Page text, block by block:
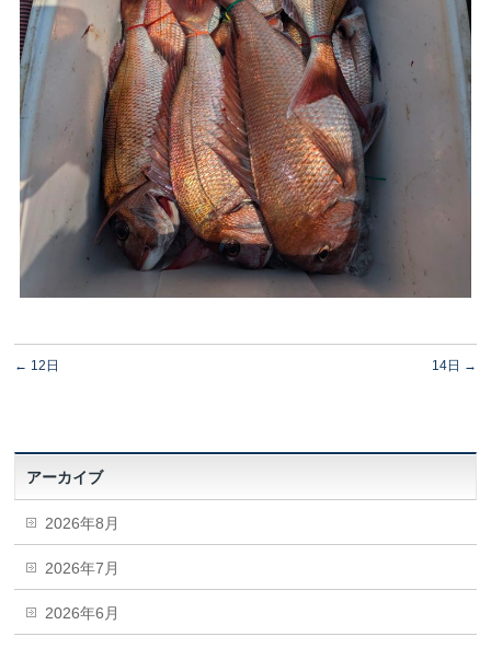
← 12日 14日 →
アーカイブ
2026年8月
2026年7月
2026年6月